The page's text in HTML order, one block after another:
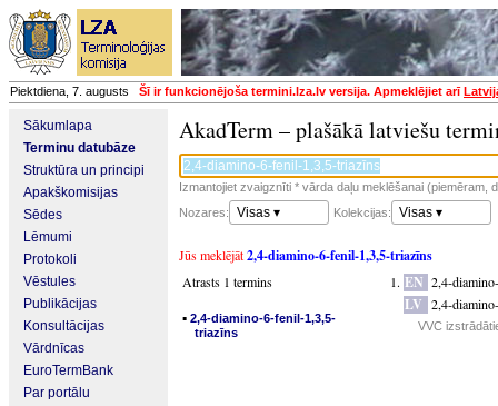
Piektdiena, 7. augusts Šī ir funkcionējoša termini.lza.lv versija. Apmeklējiet arī
Sākumlapa
Terminu datubāze
Struktūra un principi
Apakškomisijas
Sēdes
Lēmumi
Protokoli
Vēstules
Publikācijas
Konsultācijas
Vārdnīcas
EuroTermBank
Par portālu
AkadTerm – plašākā latviešu
Izmantojiet zvaigznīti * vārda daļu meklēšanai (piemēram,
Nozares:
Visas ▾ Kolekcijas: Visas ▾
Jūs meklējāt2,4-diamino-6-fenil-1,3,5-triazīns
Atrasts 1 termins
▪ 2,4-diamino-6-fenil-1,3,5-
triazīns
EN 2,4-
LV 2,4-
VVC